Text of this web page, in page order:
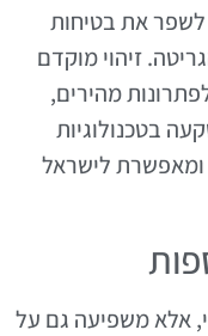
לשפר את בטיחות
זיהוי מוקדם
מהירים,
בטכנולוגיות
לישראל
אלא משפיעה גם על